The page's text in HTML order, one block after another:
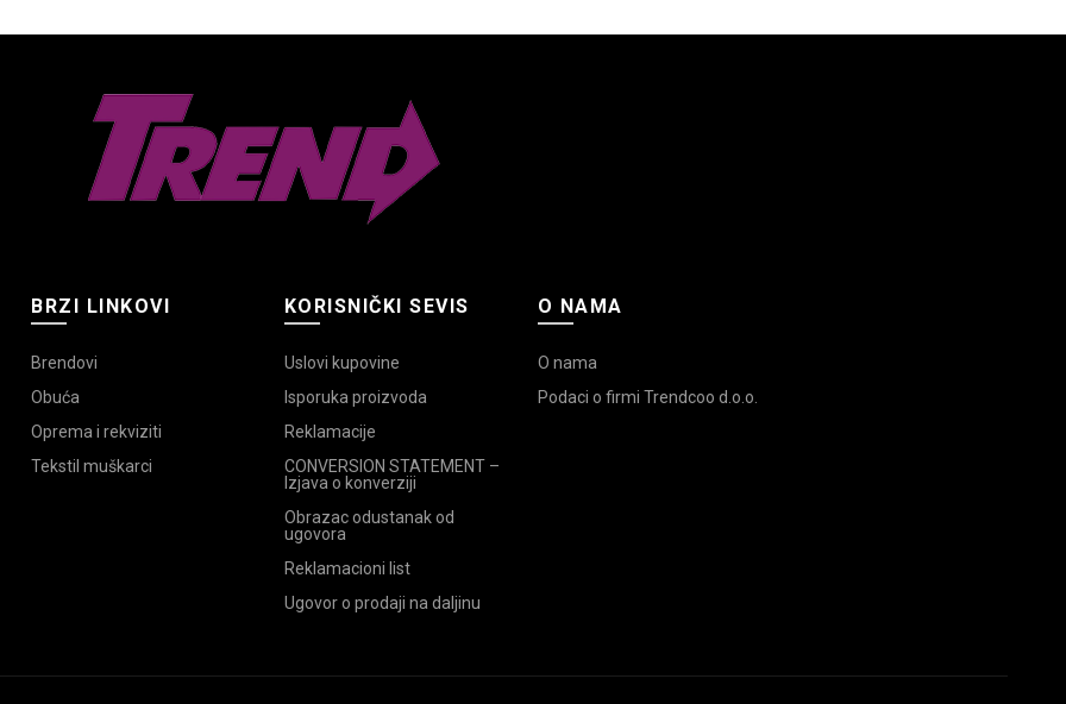
BRZI LINKOVI
Brendovi
Obuća
Oprema i rekviziti
Tekstil muškarci
KORISNIČKI SEVIS
Uslovi kupovine
Isporuka proizvoda
Reklamacije
CONVERSION STATEMENT –
Izjava o konverziji
Obrazac odustanak od
ugovora
Reklamacioni list
Ugovor o prodaji na daljinu
O NAMA
O nama
Podaci o firmi Trendcoo d.o.o.